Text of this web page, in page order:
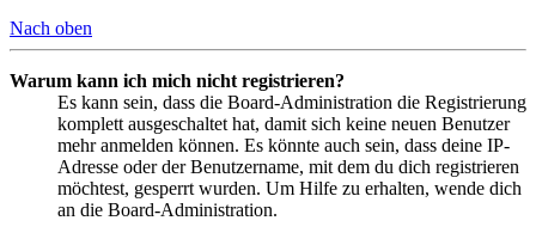
Nach oben
Warum kann ich mich nicht registrieren?
Es kann sein, dass die Board-Administration die Registrierung
komplett ausgeschaltet hat, damit sich keine neuen Benutzer
mehr anmelden können. Es könnte auch sein, dass deine IP-
Adresse oder der Benutzername, mit dem du dich registrieren
möchtest, gesperrt wurden. Um Hilfe zu erhalten, wende dich
an die Board-Administration.